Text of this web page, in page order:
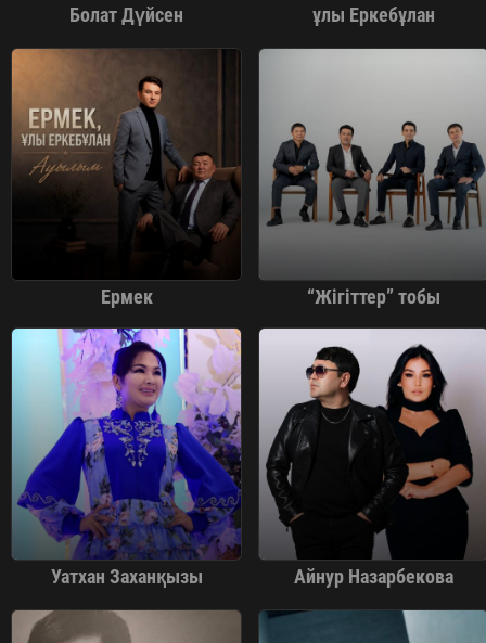
Болат Дүйсен ұлы Еркебұлан
Ермек “Жігіттер” тобы
Уатхан Заханқызы Айнур Назарбекова